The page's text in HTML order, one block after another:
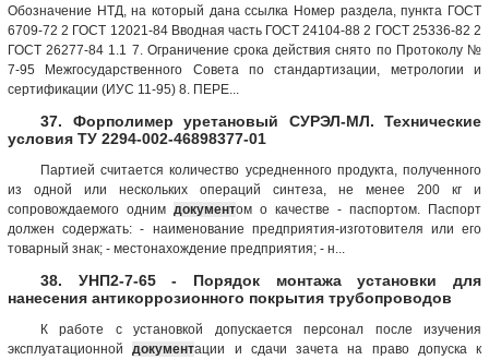
Обозначение НТД, на который дана ссылка Номер раздела, пункта ГОСТ
6709-72 2 ГОСТ 12021-84 Вводная часть ГОСТ 24104-88 2 ГОСТ 25336-82 2
ГОСТ 26277-84 1.1 7. Ограничение срока действия снято по Протоколу №
7-95 Межгосударственного Совета по стандартизации, метрологии и
сертификации (ИУС 11-95) 8. ПЕРЕ...
37. Форполимер уретановый СУРЭЛ-МЛ. Технические
условия ТУ 2294-002-46898377-01
Партией считается количество усредненного продукта, полученного
из одной или нескольких операций синтеза, не менее 200 кг и
сопровождаемого одним документом о качестве - паспортом. Паспорт
должен содержать: - наименование предприятия-изготовителя или его
товарный знак; - местонахождение предприятия; - н...
38. УНП2-7-65 - Порядок монтажа установки для
нанесения антикоррозионного покрытия трубопроводов
К работе с установкой допускается персонал после изучения
эксплуатационнойдокументации и сдачи зачета на право допуска к